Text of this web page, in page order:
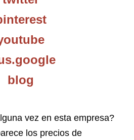
blog
vez en esta empresa?
los precios de